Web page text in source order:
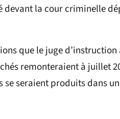
devant la cour criminelle
que le juge
remonteraient à juillet
se seraient produits dans